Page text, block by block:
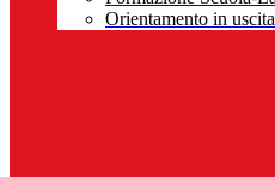
Orientamento in uscita